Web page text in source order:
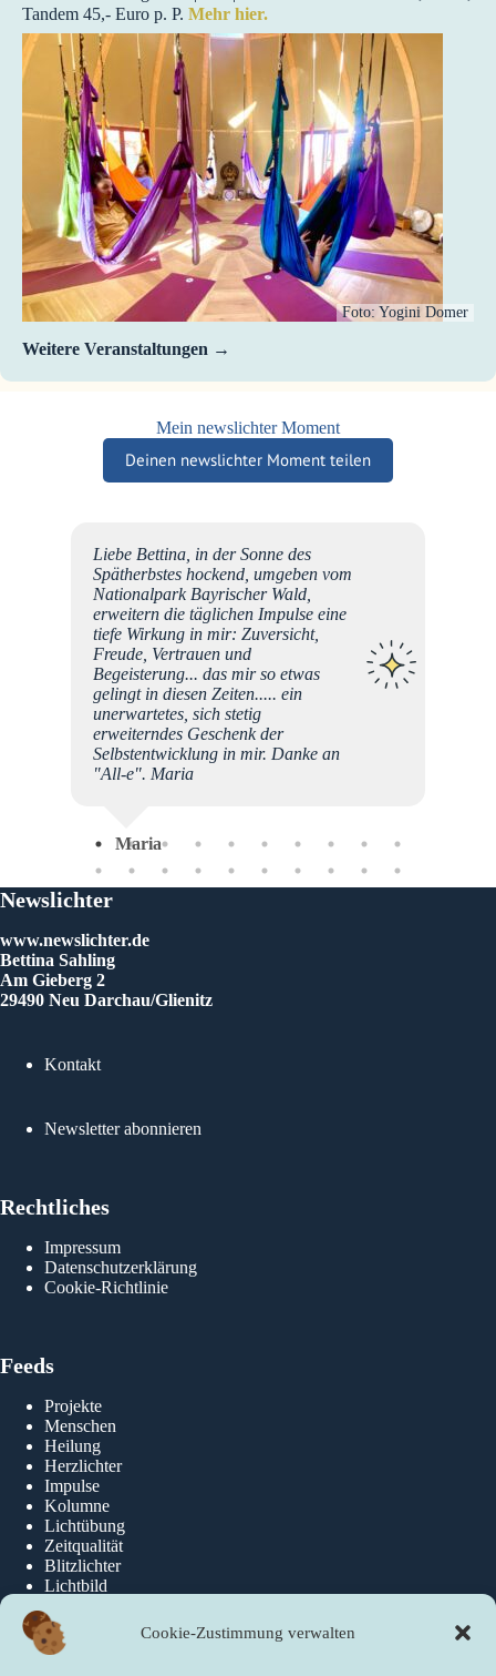
Cookie-Zustimmung verwalten
Tandem 45,- Euro p. P. Mehr hier.
Foto: Yogini Domer
Weitere Veranstaltungen
Mein newslichter Moment
Deinen newslichter Moment teilen
Liebe Bettina, in der Sonne des
Spätherbstes hockend, umgeben vom
Nationalpark Bayrischer Wald,
erweitern die täglichen Impulse eine
tiefe Wirkung in mir: Zuversicht,
Freude, Vertrauen und
Begeisterung... das mir so etwas
gelingt in diesen Zeiten..... ein
unerwartetes, sich stetig
erweiterndes Geschenk der
Selbstentwicklung in mir. Danke an
"All-e". Maria
Maria
Newslichter
www.newslichter.de
Bettina Sahling
Am Gieberg 2
29490 Neu Darchau/Glienitz
Kontakt
Newsletter abonnieren
Rechtliches
Impressum
Datenschutzerklärung
Cookie-Richtlinie
Feeds
Projekte
Menschen
Heilung
Herzlichter
Impulse
Kolumne
Lichtübung
Zeitqualität
Blitzlichter
Lichtbild